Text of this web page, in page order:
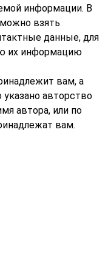
информации. В
взять
данные, для
их информацию
вам, а
авторство
автора, или по
вам.